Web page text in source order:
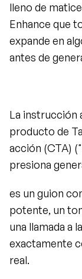
lleno de
Enhance que
expande en
antes de
La instrucción
producto de
acción (CTA)
presiona
es un guion
potente, un
una llamada a
exactamente
real.